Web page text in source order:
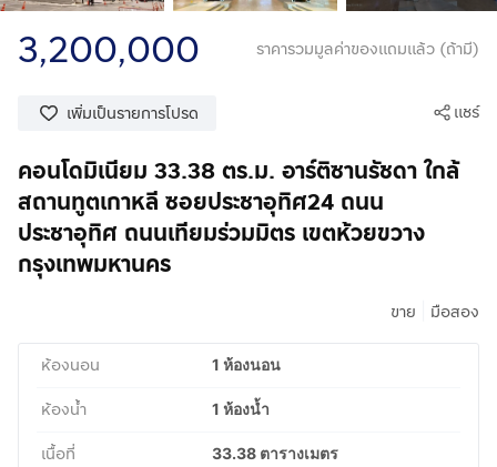
3,200,000 ราคารวมมูลค่าของแถมแล้ว (ถ้ามี)
เพิ่มเป็นรายการโปรด แชร์
คอนโดมิเนียม 33.38 ตร.ม. อาร์ติซานรัชดา ใกล้
สถานทูตเกาหลี ซอยประชาอุทิศ24 ถนน
ประชาอุทิศ ถนนเทียมร่วมมิตร เขตห้วยขวาง
กรุงเทพมหานคร
ขาย มือสอง
ห้องนอน 1 ห้องนอน
ห้องน้ำ 1 ห้องน้ำ
เนื้อที่ 33.38 ตารางเมตร